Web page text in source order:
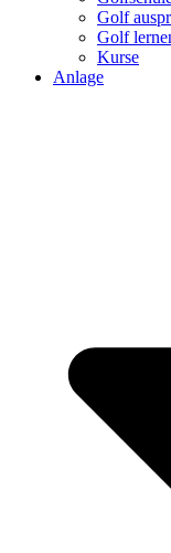
Golf
Golf
Kurse
Anlage